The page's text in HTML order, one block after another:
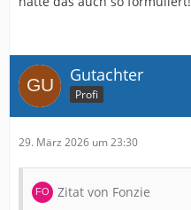
Gutachter
Profi
29. März 2026 um 23:30
Zitat von Fonzie